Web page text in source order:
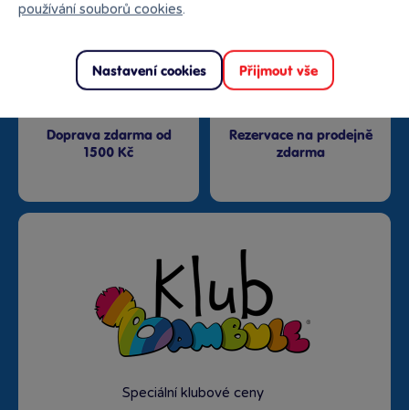
Doprava zdarma od
1500 Kč
Rezervace na prodejně
zdarma
Speciální klubové ceny
používání souborů cookies.
Nastavení cookies Přijmout vše